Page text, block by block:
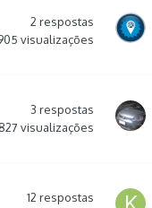
2 respostas
visualizações
3 respostas
visualizações
12 respostas